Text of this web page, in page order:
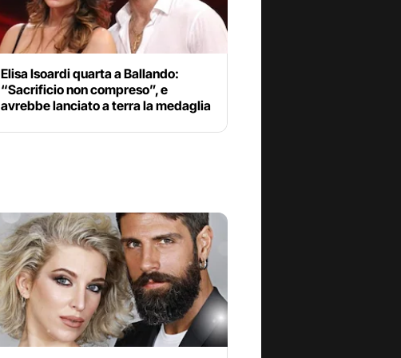
Elisa Isoardi quarta a Ballando:
“Sacrificio non compreso”, e
avrebbe lanciato a terra la medaglia